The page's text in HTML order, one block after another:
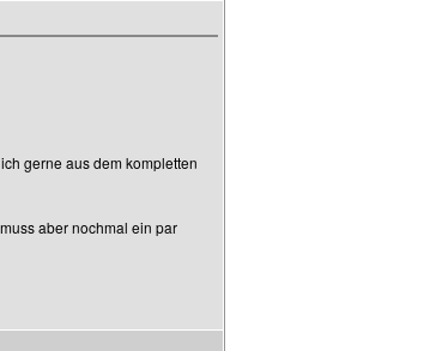
gerne aus dem kompletten
aber nochmal ein par